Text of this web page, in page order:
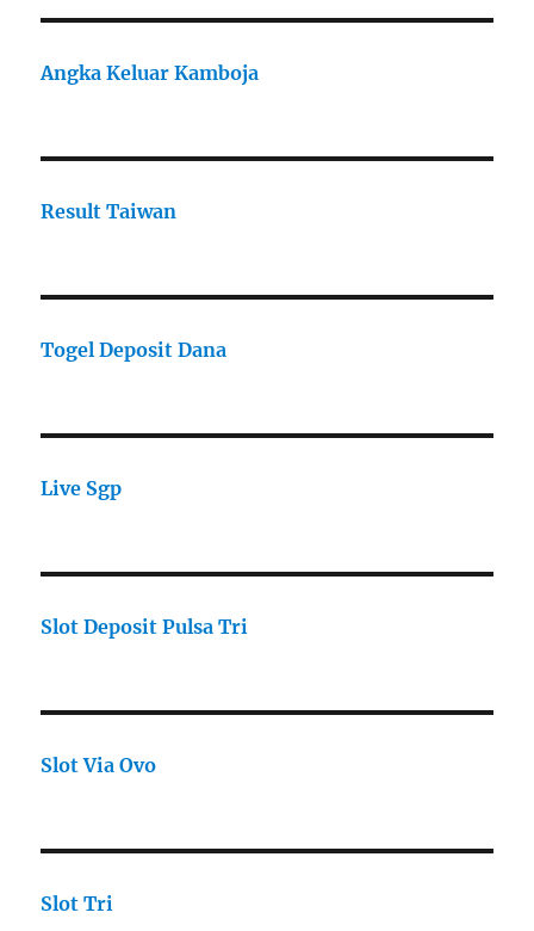
Angka Keluar Kamboja
Result Taiwan
Togel Deposit Dana
Live Sgp
Slot Deposit Pulsa Tri
Slot Via Ovo
Slot Tri